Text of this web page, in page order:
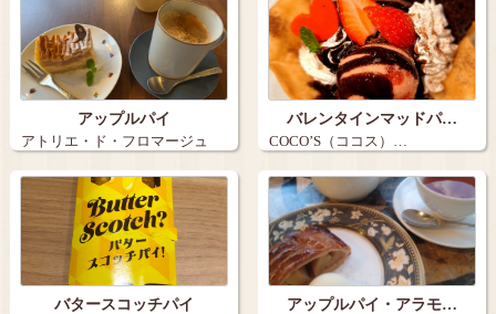
アップルパイ
アトリエ・ド・フロマージュ
（Atelie…
バレンタインマッドパ…
COCO’S（ココス）…
バタースコッチパイ アップルパイ・アラモ…